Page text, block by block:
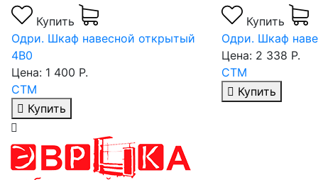
Купить
Одри. Шкаф навесной 6В1
Цена: 2 338 Р.
СТМ
Купить
Купить
Одри. Шкаф
Цена: 1 862 Р.
СТМ
Купить